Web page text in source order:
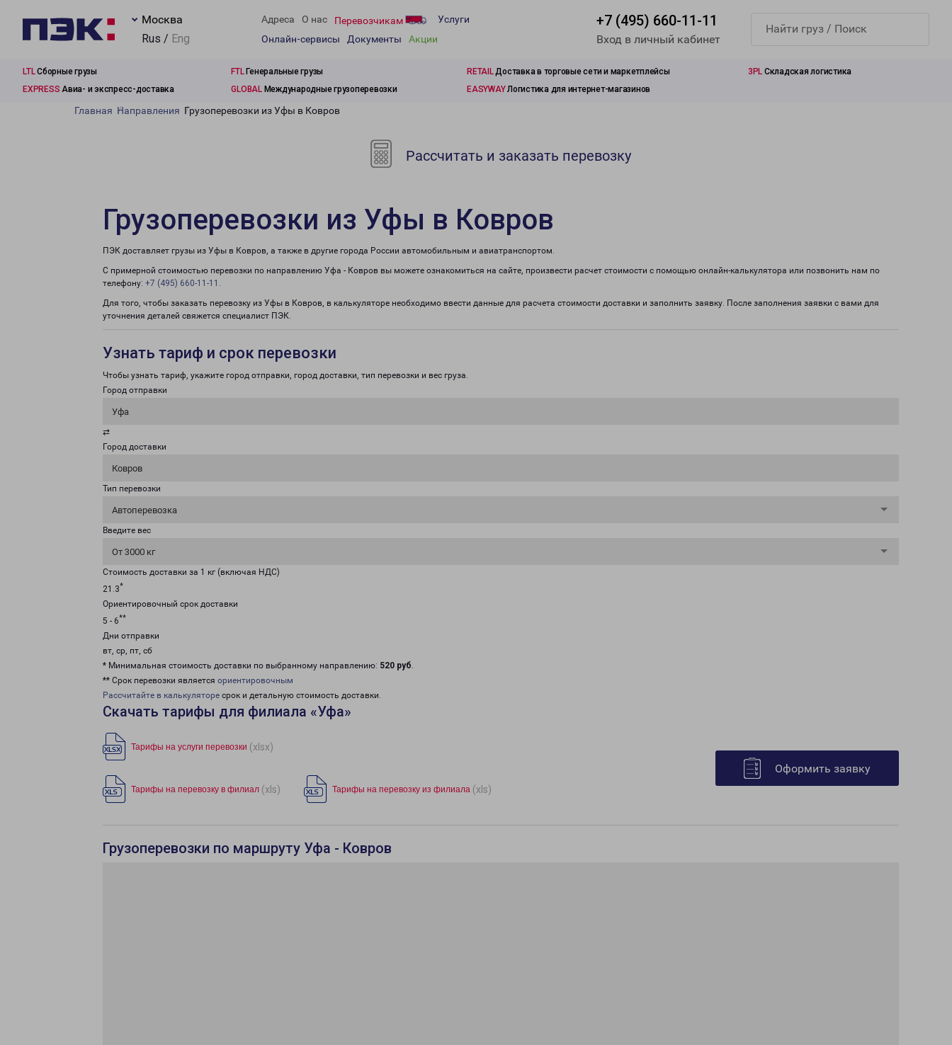
Москва
Rus / Eng
Адреса О нас Перевозчикам
Услуги
Онлайн-сервисы
Документы Акции
+7 (495) 660-11-11
Вход в личный кабинет
LTLСборные грузы FTLГенеральные грузы RETAILДоставка в торговые сети и маркетплейсы 3PL Складская логистика
EXPRESS Авиа- и экспресс-доставка GLOBALМеждународные грузоперевозки EASYWAYЛогистика для интернет-магазинов
Главная Направления Грузоперевозки из Уфы в Ковров
Рассчитать и заказать перевозку
Грузоперевозки из Уфы в Ковров
ПЭК доставляет грузы из Уфы в Ковров, а также в другие города России автомобильным и авиатранспортом.
С примерной стоимостью перевозки по направлению Уфа - Ковров вы можете ознакомиться на сайте, произвести расчет стоимости с помощью онлайн-калькулятора или позвонить нам по
телефону: +7 (495) 660-11-11 .
Для того, чтобы заказать перевозку из Уфы в Ковров, в калькуляторе необходимо ввести данные для расчета стоимости доставки и заполнить заявку. После заполнения заявки с вами для
уточнения деталей свяжется специалист ПЭК.
Узнать тариф и срок перевозки
Чтобы узнать тариф, укажите город отправки, город доставки, тип перевозки и вес груза.
Город отправки
Уфа
⇄
Город доставки
Ковров
Тип перевозки
Автоперевозка
Введите вес
От 3000 кг
Стоимость доставки за 1 кг (включая НДС)
21.3*
Ориентировочный срок доставки
5 - 6**
Дни отправки
вт, ср, пт, сб
* Минимальная стоимость доставки по выбранному направлению: 520 руб.
** Срок перевозки является ориентировочным
Рассчитайте в калькуляторе срок и детальную стоимость доставки.
Скачать тарифы для филиала «Уфа»
Тарифы на услуги перевозки (xlsx)
Тарифы на перевозку в филиал (xls) Тарифы на перевозку из филиала (xls)
Оформить заявку
Грузоперевозки по маршруту Уфа - Ковров